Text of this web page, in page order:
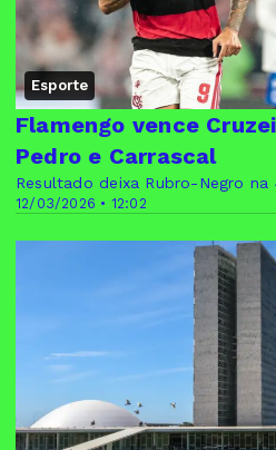
Esporte
12/03/2026 • 12:02
Flamengo vence
Pedro e Carrascal
Resultado deixa Rubro-Negro